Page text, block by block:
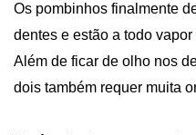
Os pombinhos finalmente
dentes e estão a todo
Além de ficar de olho nos
dois também requer muita